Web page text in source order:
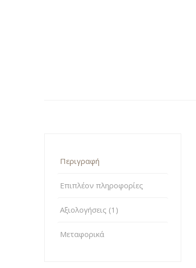
Περιγραφή
Επιπλέον πληροφορίες
Αξιολογήσεις (1)
Μεταφορικά